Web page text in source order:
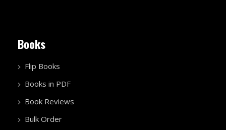
Books
Flip Books
Books in PDF
Book Reviews
Bulk Order